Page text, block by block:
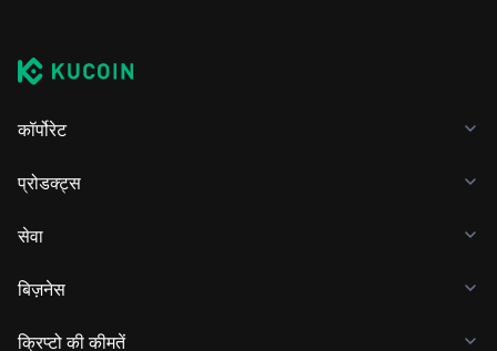
कॉर्पोरेट
प्रोडक्ट्स
सेवा
बिज़नेस
क्रिप्टो की कीमतें